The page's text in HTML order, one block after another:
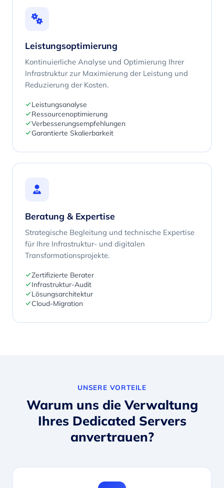
Leistungsoptimierung
Kontinuierliche Analyse und Optimierung Ihrer
Infrastruktur zur Maximierung der Leistung und
Reduzierung der Kosten.
Leistungsanalyse
Ressourcenoptimierung
Verbesserungsempfehlungen
Garantierte Skalierbarkeit
Beratung & Expertise
Strategische Begleitung und technische Expertise
für Ihre Infrastruktur- und digitalen
Transformationsprojekte.
Zertifizierte Berater
Infrastruktur-Audit
Lösungsarchitektur
Cloud-Migration
UNSERE VORTEILE
Warum uns die Verwaltung
Ihres Dedicated Servers
anvertrauen?